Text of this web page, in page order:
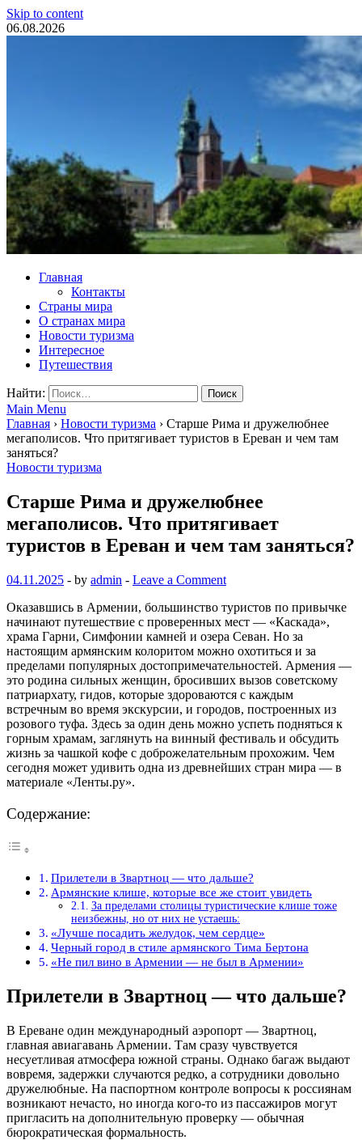
Skip to content
06.08.2026
Туристические новости
Главная
Контакты
Страны мира
О странах мира
Новости туризма
Интересное
Путешествия
Найти:
Main Menu
Главная › Новости туризма › Старше Рима и дружелюбнее
мегаполисов. Что притягивает туристов в Ереван и чем там
заняться?
Новости туризма
Старше Рима и дружелюбнее
мегаполисов. Что притягивает
туристов в Ереван и чем там заняться?
04.11.2025 - by admin - Leave a Comment
Оказавшись в Армении, большинство туристов по привычке
начинают путешествие с проверенных мест — «Каскада»,
храма Гарни, Симфонии камней и озера Севан. Но за
настоящим армянским колоритом можно охотиться и за
пределами популярных достопримечательностей. Армения —
это родина сильных женщин, бросивших вызов советскому
патриархату, гидов, которые здороваются с каждым
встречным во время экскурсии, и городов, построенных из
розового туфа. Здесь за один день можно успеть подняться к
горным храмам, заглянуть на винный фестиваль и обсудить
жизнь за чашкой кофе с доброжелательным прохожим. Чем
сегодня может удивить одна из древнейших стран мира — в
материале «Ленты.ру».
Содержание:
Прилетели в Звартноц — что дальше?
Армянские клише, которые все же стоит увидеть
За пределами столицы туристические клише тоже
неизбежны, но от них не устаешь:
«Лучше посадить желудок, чем сердце»
Черный город в стиле армянского Тима Бертона
«Не пил вино в Армении — не был в Армении»
Прилетели в Звартноц — что дальше?
В Ереване один международный аэропорт — Звартноц,
главная авиагавань Армении. Там сразу чувствуется
несуетливая атмосфера южной страны. Однако багаж выдают
вовремя, задержки случаются редко, а сотрудники довольно
дружелюбные. На паспортном контроле вопросы к россиянам
возникают нечасто, но иногда кого-то из пассажиров могут
пригласить на дополнительную проверку — обычная
бюрократическая формальность.